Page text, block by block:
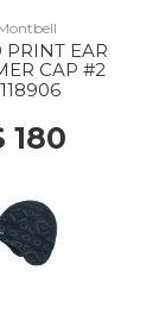
PRINT EAR
CAP #2
180